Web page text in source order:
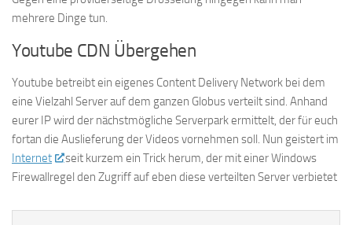
mehrere Dinge tun.
Youtube CDN Übergehen
Youtube betreibt ein eigenes Content Delivery Network bei dem
eine Vielzahl Server auf dem ganzen Globus verteilt sind. Anhand
eurer IP wird der nächstmögliche Serverpark ermittelt, der für euch
fortan die Auslieferung der Videos vornehmen soll. Nun geistert im
Internet
seit kurzem ein Trick herum, der mit einer Windows
Firewallregel den Zugriff auf eben diese verteilten Server verbietet